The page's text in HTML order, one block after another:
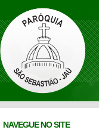
NAVEGUE NO SITE